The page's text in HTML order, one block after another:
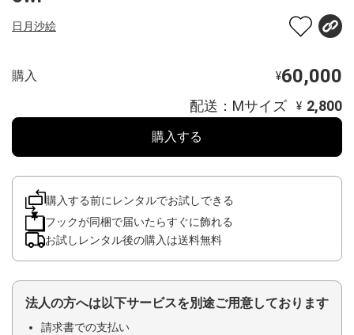
日月沙絵
購入 ¥60,000
配送：Mサイズ ¥ 2,800
購入する
購入する前にレンタルでお試しできる
フックが同梱で届いたらすぐに飾れる
お試しレンタル後の購入は送料無料
法人の方へは以下サービスを別途ご用意しております
請求書での支払い